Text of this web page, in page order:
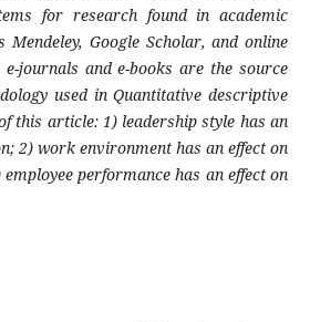
for research found in academic
Mendeley, Google Scholar, and online
journals and e-books are the source
used in Quantitative descriptive
this article: 1) leadership style has an
2) work environment has an effect on
performance has an effect on